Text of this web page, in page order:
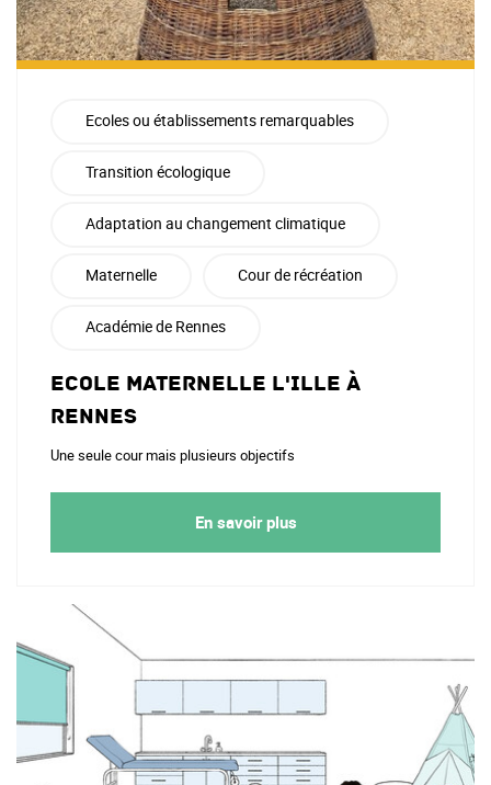
Ecoles ou établissements remarquables
Transition écologique
Adaptation au changement climatique
Maternelle Cour de récréation
Académie de Rennes
Ecole maternelle l'Ille à
Rennes
Une seule cour mais plusieurs objectifs
En savoir plus